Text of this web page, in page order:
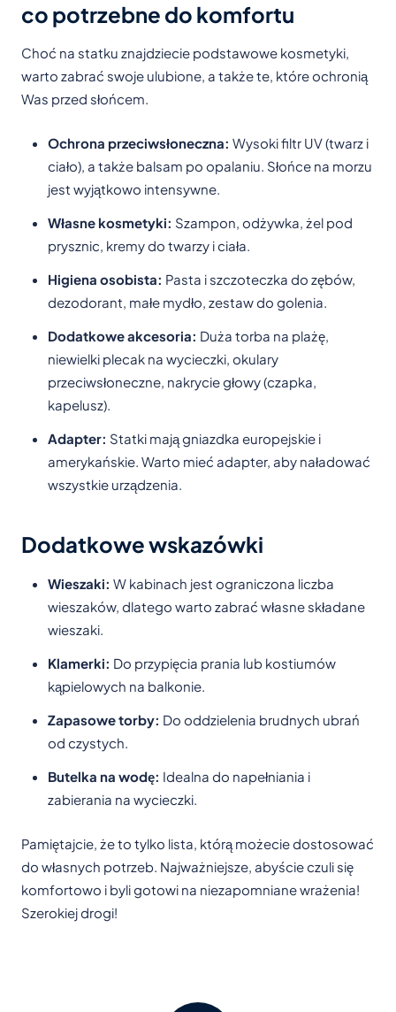
co potrzebne do komfortu
Choć na statku znajdziecie podstawowe kosmetyki,
warto zabrać swoje ulubione, a także te, które ochronią
Was przed słońcem.
Ochrona przeciwsłoneczna: Wysoki filtr UV (twarz i
ciało), a także balsam po opalaniu. Słońce na morzu
jest wyjątkowo intensywne.
Własne kosmetyki: Szampon, odżywka, żel pod
prysznic, kremy do twarzy i ciała.
Higiena osobista: Pasta i szczoteczka do zębów,
dezodorant, małe mydło, zestaw do golenia.
Dodatkowe akcesoria: Duża torba na plażę,
niewielki plecak na wycieczki, okulary
przeciwsłoneczne, nakrycie głowy (czapka,
kapelusz).
Adapter: Statki mają gniazdka europejskie i
amerykańskie. Warto mieć adapter, aby naładować
wszystkie urządzenia.
Dodatkowe wskazówki
Wieszaki: W kabinach jest ograniczona liczba
wieszaków, dlatego warto zabrać własne składane
wieszaki.
Klamerki: Do przypięcia prania lub kostiumów
kąpielowych na balkonie.
Zapasowe torby: Do oddzielenia brudnych ubrań
od czystych.
Butelka na wodę: Idealna do napełniania i
zabierania na wycieczki.
Pamiętajcie, że to tylko lista, którą możecie dostosować
do własnych potrzeb. Najważniejsze, abyście czuli się
komfortowo i byli gotowi na niezapomniane wrażenia!
Szerokiej drogi!